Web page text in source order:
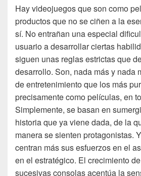
Hay videojuegos que son como
productos que no se ciñen a la
sí. No entrañan una especial
usuario a desarrollar ciertas
siguen unas reglas estrictas que
desarrollo. Son, nada más y nada
de entretenimiento que los más
precisamente como películas, en
Simplemente, se basan en
historia que ya viene dada, de la
manera se sienten protagonistas.
centran más sus esfuerzos en el
en el estratégico. El crecimiento
sucesivas consolas acentúa la